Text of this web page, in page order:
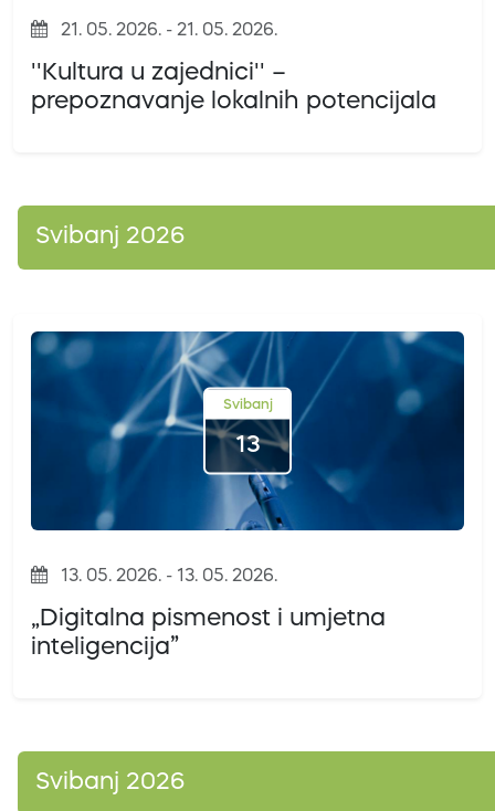
21. 05. 2026. - 21. 05. 2026.
''Kultura u zajednici'' –
prepoznavanje lokalnih potencijala
Svibanj 2026
Svibanj
13
13. 05. 2026. - 13. 05. 2026.
„Digitalna pismenost i umjetna
inteligencija”
Svibanj 2026